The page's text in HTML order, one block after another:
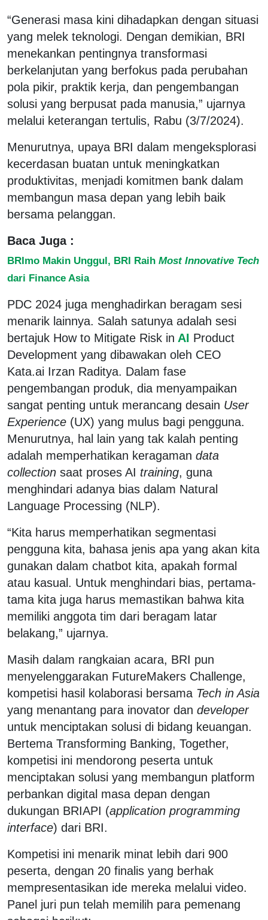
“Generasi masa kini dihadapkan dengan situasi
yang melek teknologi. Dengan demikian, BRI
menekankan pentingnya transformasi
berkelanjutan yang berfokus pada perubahan
pola pikir, praktik kerja, dan pengembangan
solusi yang berpusat pada manusia,” ujarnya
melalui keterangan tertulis, Rabu (3/7/2024).
Menurutnya, upaya BRI dalam mengeksplorasi
kecerdasan buatan untuk meningkatkan
produktivitas, menjadi komitmen bank dalam
membangun masa depan yang lebih baik
bersama pelanggan.
Baca Juga :
BRImo Makin Unggul, BRI Raih Most Innovative Tech
dari Finance Asia
PDC 2024 juga menghadirkan beragam sesi
menarik lainnya. Salah satunya adalah sesi
bertajuk How to Mitigate Risk in AI Product
Development yang dibawakan oleh CEO
Kata.ai Irzan Raditya. Dalam fase
pengembangan produk, dia menyampaikan
sangat penting untuk merancang desain User
Experience (UX) yang mulus bagi pengguna.
Menurutnya, hal lain yang tak kalah penting
adalah memperhatikan keragaman data
collection saat proses AI training, guna
menghindari adanya bias dalam Natural
Language Processing (NLP).
“Kita harus memperhatikan segmentasi
pengguna kita, bahasa jenis apa yang akan kita
gunakan dalam chatbot kita, apakah formal
atau kasual. Untuk menghindari bias, pertama-
tama kita juga harus memastikan bahwa kita
memiliki anggota tim dari beragam latar
belakang,” ujarnya.
Masih dalam rangkaian acara, BRI pun
menyelenggarakan FutureMakers Challenge,
kompetisi hasil kolaborasi bersama Tech in Asia
yang menantang para inovator dan developer
untuk menciptakan solusi di bidang keuangan.
Bertema Transforming Banking, Together,
kompetisi ini mendorong peserta untuk
menciptakan solusi yang membangun platform
perbankan digital masa depan dengan
dukungan BRIAPI (application programming
interface) dari BRI.
Kompetisi ini menarik minat lebih dari 900
peserta, dengan 20 finalis yang berhak
mempresentasikan ide mereka melalui video.
Panel juri pun telah memilih para pemenang